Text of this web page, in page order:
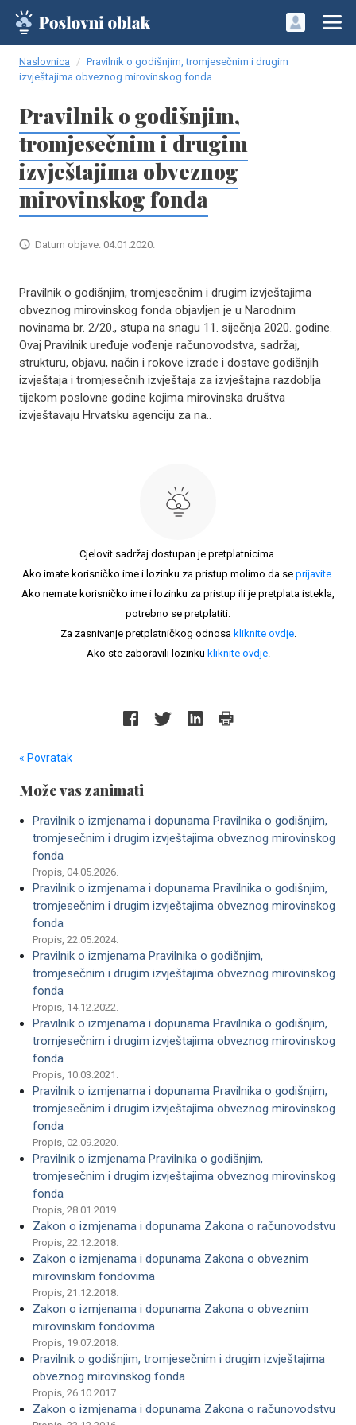
Naslovnica
Pravilnik o godišnjim, tromjesečnim i drugim
izvještajima obveznog mirovinskog fonda
Pravilnik o godišnjim,
tromjesečnim i drugim
izvještajima obveznog
mirovinskog fonda
Datum objave: 04.01.2020.
Pravilnik o godišnjim, tromjesečnim i drugim izvještajima
obveznog mirovinskog fonda objavljen je u Narodnim
novinama br. 2/20., stupa na snagu 11. siječnja 2020. godine.
Ovaj Pravilnik uređuje vođenje računovodstva, sadržaj,
strukturu, objavu, način i rokove izrade i dostave godišnjih
izvještaja i tromjesečnih izvještaja za izvještajna razdoblja
tijekom poslovne godine kojima mirovinska društva
izvještavaju Hrvatsku agenciju za na..
Cjelovit sadržaj dostupan je pretplatnicima.
Ako imate korisničko ime i lozinku za pristup molimo da se prijavite.
Ako nemate korisničko ime i lozinku za pristup ili je pretplata istekla,
potrebno se pretplatiti.
Za zasnivanje pretplatničkog odnosa kliknite ovdje.
Ako ste zaboravili lozinku kliknite ovdje.
« Povratak
Može vas zanimati
Pravilnik o izmjenama i dopunama Pravilnika o godišnjim,
tromjesečnim i drugim izvještajima obveznog mirovinskog
fonda
Propis, 04.05.2026.
Pravilnik o izmjenama i dopunama Pravilnika o godišnjim,
tromjesečnim i drugim izvještajima obveznog mirovinskog
fonda
Propis, 22.05.2024.
Pravilnik o izmjenama Pravilnika o godišnjim,
tromjesečnim i drugim izvještajima obveznog mirovinskog
fonda
Propis, 14.12.2022.
Pravilnik o izmjenama i dopunama Pravilnika o godišnjim,
tromjesečnim i drugim izvještajima obveznog mirovinskog
fonda
Propis, 10.03.2021.
Pravilnik o izmjenama i dopunama Pravilnika o godišnjim,
tromjesečnim i drugim izvještajima obveznog mirovinskog
fonda
Propis, 02.09.2020.
Pravilnik o izmjenama Pravilnika o godišnjim,
tromjesečnim i drugim izvještajima obveznog mirovinskog
fonda
Propis, 28.01.2019.
Zakon o izmjenama i dopunama Zakona o računovodstvu
Propis, 22.12.2018.
Zakon o izmjenama i dopunama Zakona o obveznim
mirovinskim fondovima
Propis, 21.12.2018.
Zakon o izmjenama i dopunama Zakona o obveznim
mirovinskim fondovima
Propis, 19.07.2018.
Pravilnik o godišnjim, tromjesečnim i drugim izvještajima
obveznog mirovinskog fonda
Propis, 26.10.2017.
Zakon o izmjenama i dopunama Zakona o računovodstvu